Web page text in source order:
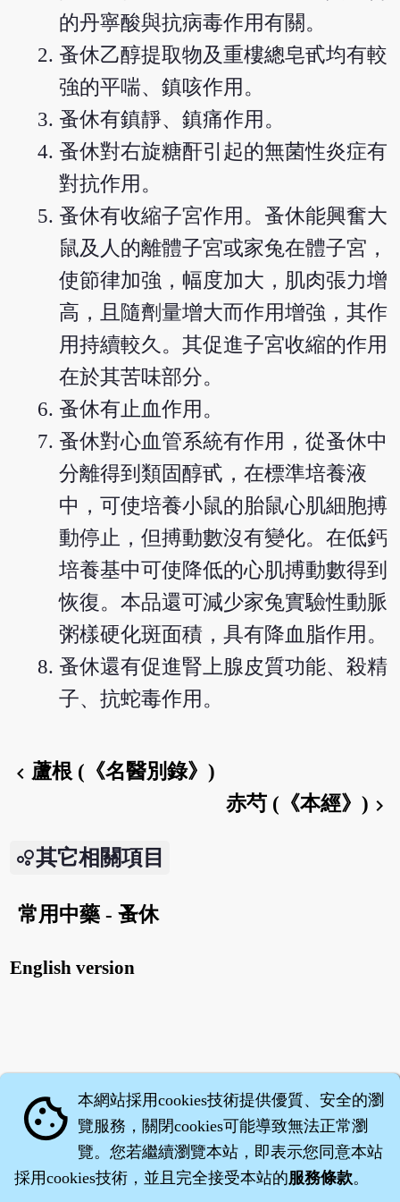
的丹寧酸與抗病毒作用有關。
蚤休乙醇提取物及重樓總皂甙均有較
強的平喘、鎮咳作用。
蚤休有鎮靜、鎮痛作用。
蚤休對右旋糖酐引起的無菌性炎症有
對抗作用。
蚤休有收縮子宮作用。蚤休能興奮大
鼠及人的離體子宮或家兔在體子宮，
使節律加強，幅度加大，肌肉張力增
高，且隨劑量增大而作用增強，其作
用持續較久。其促進子宮收縮的作用
在於其苦味部分。
蚤休有止血作用。
蚤休對心血管系統有作用，從蚤休中
分離得到類固醇甙，在標準培養液
中，可使培養小鼠的胎鼠心肌細胞搏
動停止，但搏動數沒有變化。在低鈣
培養基中可使降低的心肌搏動數得到
恢復。本品還可減少家兔實驗性動脈
粥樣硬化斑面積，具有降血脂作用。
蚤休還有促進腎上腺皮質功能、殺精
子、抗蛇毒作用。
chevron_left蘆根 (《名醫別錄》)
赤芍 (《本經》) chevron_right
其它相關項目
常用中藥 - 蚤休
English version
cookie 本網站採用cookies技術提供優質、安全的瀏
覽服務，關閉cookies可能導致無法正常瀏
覽。您若繼續瀏覽本站，即表示您同意本站
採用cookies技術，並且完全接受本站的服務條款。